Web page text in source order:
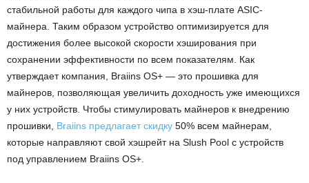
стабильной работы для каждого чипа в хэш-плате ASIC-
майнера. Таким образом устройство оптимизируется для
достижения более высокой скорости хэширования при
сохранении эффективности по всем показателям. Как
утверждает компания, Braiins OS+ — это прошивка для
майнеров, позволяющая увеличить доходность уже имеющихся
у них устройств. Чтобы стимулировать майнеров к внедрению
прошивки, Braiins предлагает скидку 50% всем майнерам,
которые направляют свой хэшрейт на Slush Pool с устройств
под управлением Braiins OS+.